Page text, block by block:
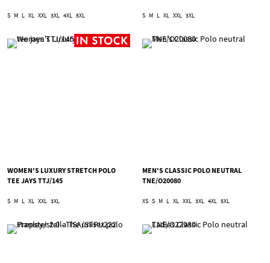
S M L XL XXL 3XL 4XL 5XL S M L XL XXL 3XL
WOMEN'S LUXURY STRETCH POLO
TEE JAYS TTJ/145
S M L XL XXL 3XL
MEN'S CLASSIC POLO NEUTRAL
TNE/O20080
XS S M L XL XXL 3XL 4XL 5XL